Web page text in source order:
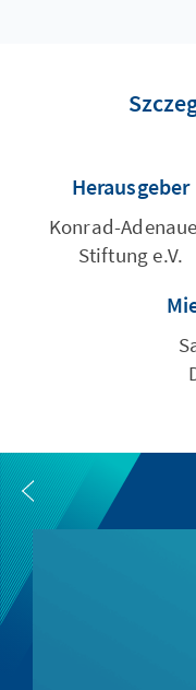
Herausgeber
Konrad-
Stiftung e.V.